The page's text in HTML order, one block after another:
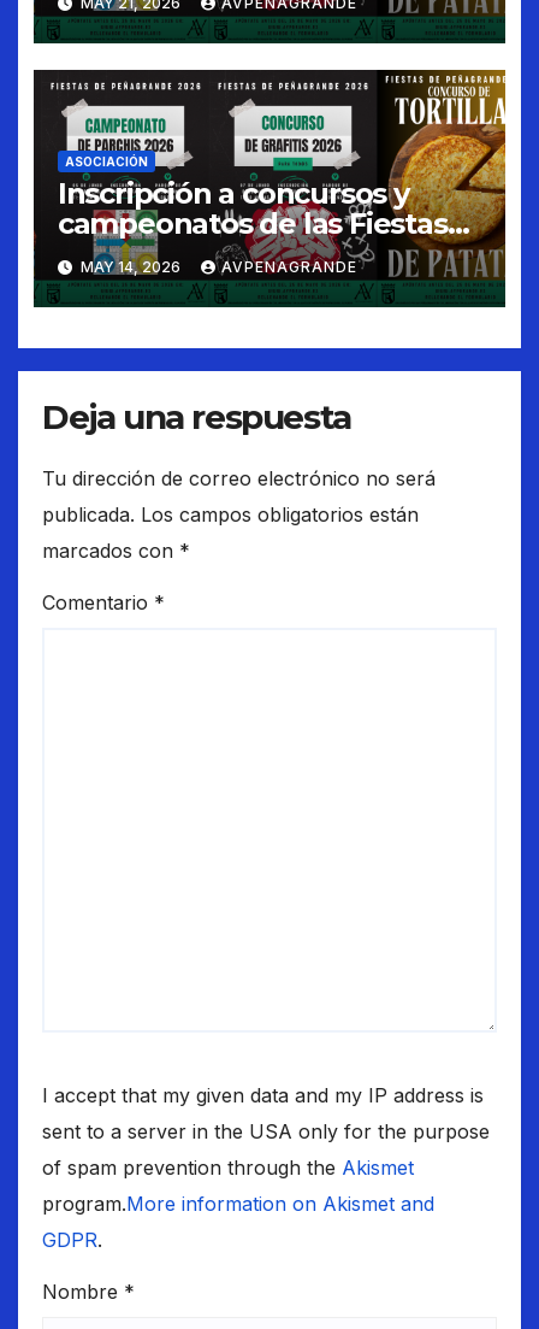
ASOCIACIÓN
Inscripción a concursos y
campeonatos de las Fiestas
de Peñagrande 2026
MAY 14, 2026 AVPENAGRANDE
Deja una respuesta
Tu dirección de correo electrónico no será
publicada. Los campos obligatorios están
marcados con *
Comentario *
I accept that my given data and my IP address is
sent to a server in the USA only for the purpose
of spam prevention through the Akismet
program.More information on Akismet and
GDPR.
Nombre *